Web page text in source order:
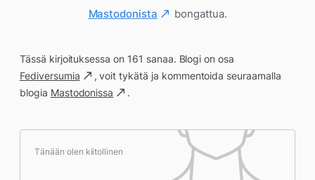
Mastodonista bongattua.
Tässä kirjoituksessa on 161 sanaa. Blogi on osa
Fediversumia
, voit tykätä ja kommentoida seuraamalla
blogia Mastodonissa .
Tänään olen kiitollinen